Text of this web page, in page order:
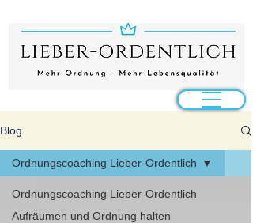
Blog
Ordnungscoaching Lieber-Ordentlich
Aufräumen und Ordnung halten
Ordnungscoaching Lieber-Ordentlich